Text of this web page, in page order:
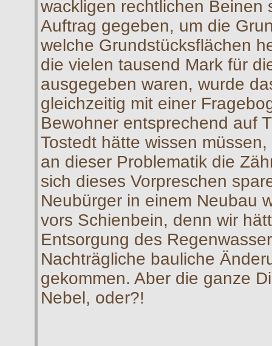
wackligen rechtlichen
Auftrag gegeben, um die
welche Grundstücksflächen
die vielen tausend Mark für
ausgegeben waren, wurde
gleichzeitig mit einer
Bewohner entsprechend auf
Tostedt hätte wissen
an dieser Problematik die
sich dieses Vorpreschen
Neubürger in einem Neubau
vors Schienbein, denn wir
Entsorgung des
Nachträgliche bauliche
gekommen. Aber die ganze
Nebel, oder?!